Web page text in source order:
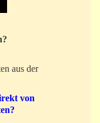
aus der
von